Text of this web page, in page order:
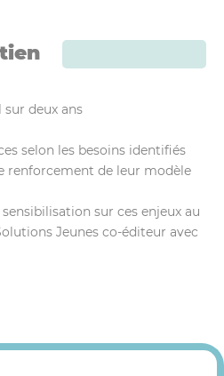
deux ans
selon les besoins identifiés
renforcement de leur modèle
sur ces enjeux au
Jeunes co-éditeur avec